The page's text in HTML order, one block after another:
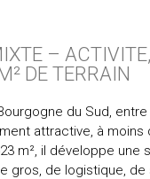
–
DE TERRAIN
du Sud,
attractive, à
m², il développe
de logistique,